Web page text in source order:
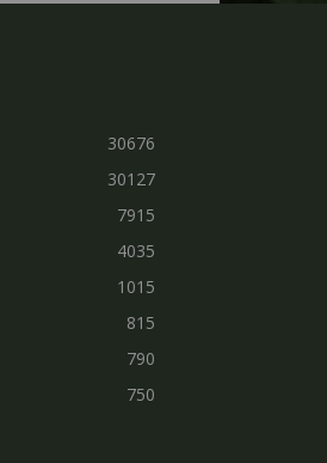
30676
30127
7915
4035
1015
815
790
750